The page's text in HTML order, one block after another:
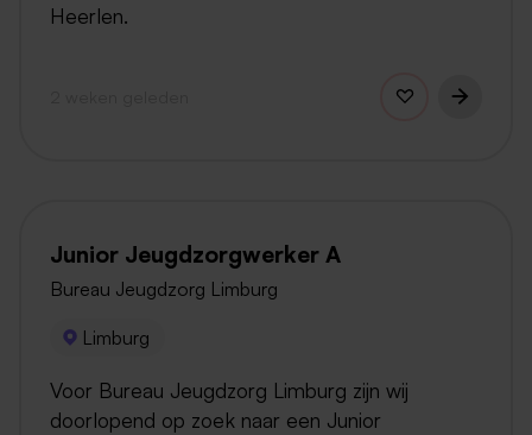
Heerlen.
Junior Jeugdzorgwerker A
Bureau Jeugdzorg Limburg
Limburg
Voor Bureau Jeugdzorg Limburg zijn wij
doorlopend op zoek naar een Junior